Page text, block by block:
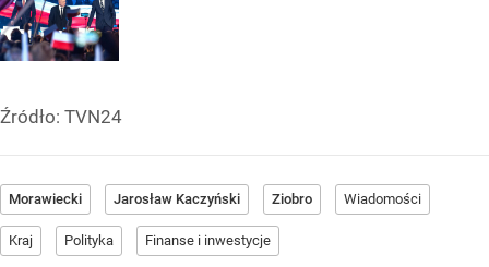
Źródło: TVN24
Morawiecki Jarosław Kaczyński Ziobro Wiadomości
Kraj Polityka Finanse i inwestycje